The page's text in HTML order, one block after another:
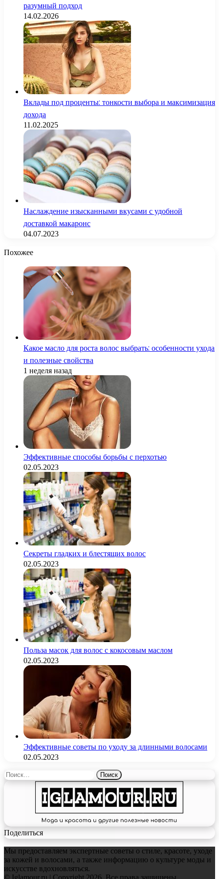
разумный подход
14.02.2026
Вклады под проценты: тонкости выбора и максимизация
дохода
11.02.2025
Наслаждение изысканными вкусами с удобной
доставкой макаронс
04.07.2023
Похожее
Какое масло для роста волос выбрать: особенности ухода
и полезные свойства
1 неделя назад
Эффективные способы борьбы с перхотью
02.05.2023
Секреты гладких и блестящих волос
02.05.2023
Польза масок для волос с кокосовым маслом
02.05.2023
Эффективные советы по уходу за длинными волосами
02.05.2023
Найти:
Поделиться
Мы предоставляем экспертные советы о стиле, красоте, уходе
за кожей и волосами, а также информацию о культуре моды и
искусстве вдохновляться.
© Iglamour.ru | Copyright 2026, Все права защищены